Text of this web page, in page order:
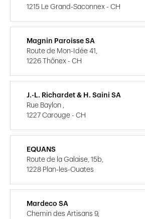
1215 Le Grand-Saconnex - CH
Magnin Paroisse SA
Route de Mon-Idée 41,
1226 Thônex - CH
J.-L. Richardet & H. Saini SA
Rue Baylon ,
1227 Carouge - CH
EQUANS
Route de la Galaise, 15b,
1228 Plan-les-Ouates
Mardeco SA
Chemin des Artisans 9,